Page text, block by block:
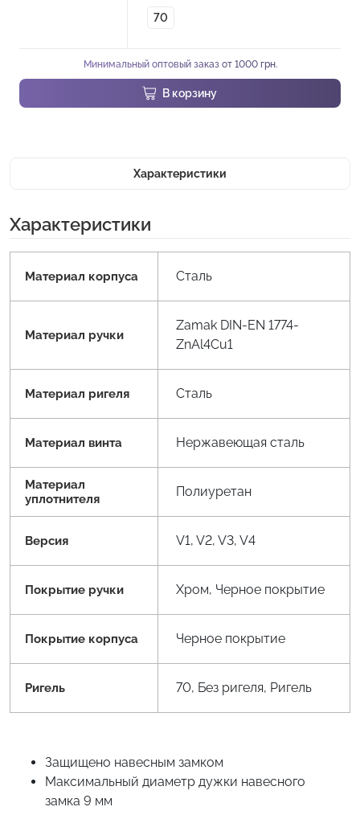
70
Минимальный оптовый заказ от 1000 грн.
В корзину
Характеристики
Характеристики
Материал корпуса Сталь
Материал ручки
Zamak DIN-EN 1774-
ZnAl4Cu1
Материал ригеля Сталь
Материал винта Нержавеющая сталь
Материал
уплотнителя
Полиуретан
Версия V1, V2, V3, V4
Покрытие ручки Хром, Черное покрытие
Покрытие корпуса Черное покрытие
Ригель 70, Без ригеля, Ригель
Защищено навесным замком
Максимальный диаметр дужки навесного
замка 9 мм